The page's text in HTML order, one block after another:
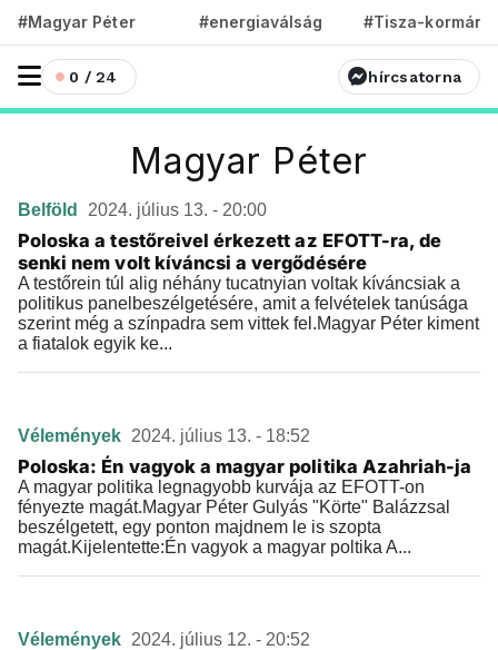
#Magyar Péter #energiaválság #Tisza-kormány
0 / 24 hírcsatorna
Magyar Péter
Belföld 2024. július 13. - 20:00
Poloska a testőreivel érkezett az EFOTT-ra, de
senki nem volt kíváncsi a vergődésére
A testőrein túl alig néhány tucatnyian voltak kíváncsiak a
politikus panelbeszélgetésére, amit a felvételek tanúsága
szerint még a színpadra sem vittek fel.Magyar Péter kiment
a fiatalok egyik ke...
Vélemények 2024. július 13. - 18:52
Poloska: Én vagyok a magyar politika Azahriah-ja
A magyar politika legnagyobb kurvája az EFOTT-on
fényezte magát.Magyar Péter Gulyás "Körte" Balázzsal
beszélgetett, egy ponton majdnem le is szopta
magát.Kijelentette:Én vagyok a magyar poltika A...
Vélemények 2024. július 12. - 20:52